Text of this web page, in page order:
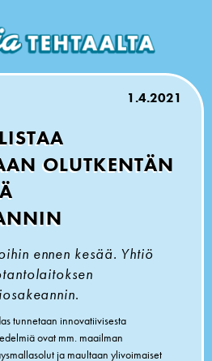
1.4.2021
OLUTKENTÄN
ennen kesää. Yhtiö
.
tunnetaan innovatiivisesta
ovat mm. maailman
ja maultaan ylivoimaiset